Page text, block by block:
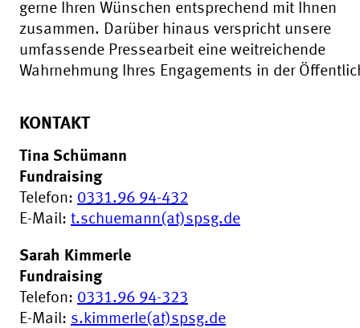
gerne Ihren Wünschen entsprechend mit Ihnen
zusammen. Darüber hinaus verspricht unsere
umfassende Pressearbeit eine weitreichende
Wahrnehmung Ihres Engagements in der
KONTAKT
Tina Schümann
Fundraising
Telefon: 0331.96 94-432
E-Mail: t.schuemann(at)spsg.de
Sarah Kimmerle
Fundraising
Telefon: 0331.96 94-323
E-Mail: s.kimmerle(at)spsg.de